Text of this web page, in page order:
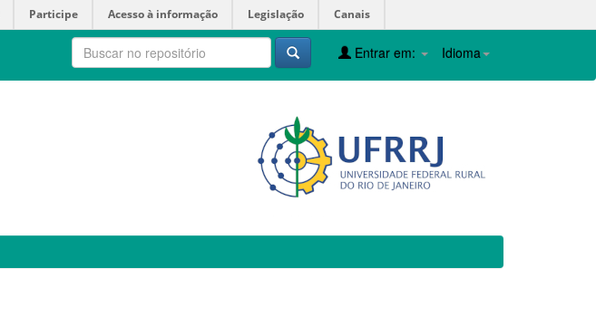
Participe Acesso à informação Legislação Canais
Idioma
Entrar em: